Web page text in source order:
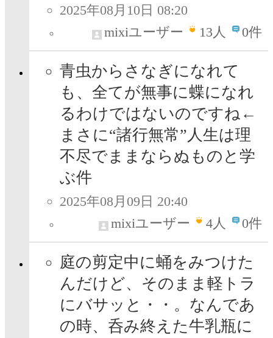
2025年08月10日 08:20
mixiユーザー
13人 0件
青虫からさなぎになれて
も、全てが無事に蝶になれ
るわけではないのですね←
まさに“諸行無常”人生は理
不尽でままならぬものと学
ぶ件
2025年08月09日 20:40
mixiユーザー
4人 0件
庭の剪定中に蛹をみつけた
んだけど、そのまま軽トラ
にバサッと・・。なんであ
の時、呑み終えた牛乳瓶に